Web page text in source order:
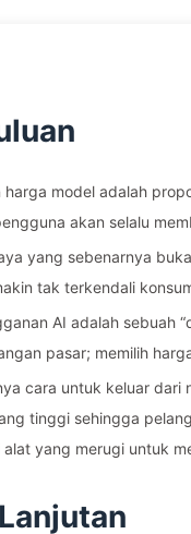
harga model adalah
akan selalu
yang sebenarnya
tak terkendali
AI adalah sebuah
pasar; memilih
cara untuk keluar dari
tinggi sehingga
alat yang merugi untuk